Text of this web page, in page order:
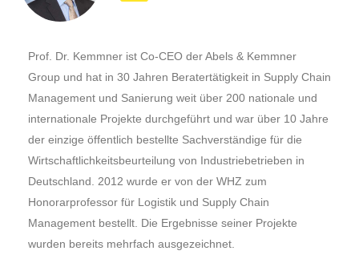
Prof. Dr. Kemmner ist Co-CEO der Abels & Kemmner
Group und hat in 30 Jahren Beratertätigkeit in Supply Chain
Management und Sanierung weit über 200 nationale und
internationale Projekte durchgeführt und war über 10 Jahre
der einzige öffentlich bestellte Sachverständige für die
Wirtschaftlichkeitsbeurteilung von Industriebetrieben in
Deutschland. 2012 wurde er von der WHZ zum
Honorarprofessor für Logistik und Supply Chain
Management bestellt. Die Ergebnisse seiner Projekte
wurden bereits mehrfach ausgezeichnet.